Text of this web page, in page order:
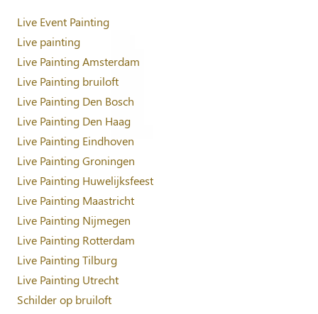
Live Event Painting
Live painting
Live Painting Amsterdam
Live Painting bruiloft
Live Painting Den Bosch
Live Painting Den Haag
Live Painting Eindhoven
Live Painting Groningen
Live Painting Huwelijksfeest
Live Painting Maastricht
Live Painting Nijmegen
Live Painting Rotterdam
Live Painting Tilburg
Live Painting Utrecht
Schilder op bruiloft